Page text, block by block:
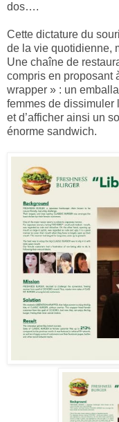
dos….
Cette dictature du
de la vie quotidienne,
Une chaîne de
compris en proposant
wrapper » : un
femmes de dissimuler
et d’afficher ainsi un
énorme sandwich.